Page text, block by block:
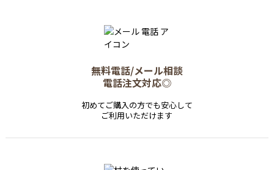
無料電話/メール相談
電話注文対応◎
初めてご購入の方でも安心して
ご利用いただけます